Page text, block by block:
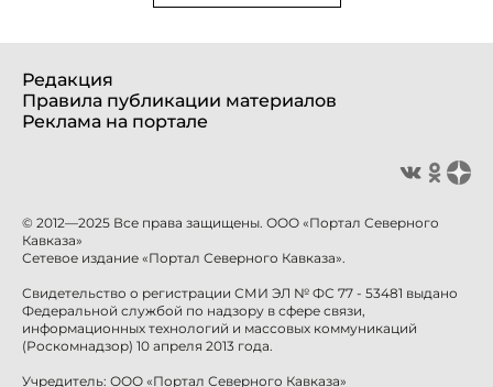
Редакция
Правила публикации материалов
Реклама на портале
© 2012—2025 Все права защищены. ООО «Портал Северного
Кавказа»
Сетевое издание «Портал Северного Кавказа».
Свидетельство о регистрации СМИ ЭЛ № ФС 77 - 53481 выдано
Федеральной службой по надзору в сфере связи,
информационных технологий и массовых коммуникаций
(Роскомнадзор) 10 апреля 2013 года.
Учредитель: ООО «Портал Северного Кавказа»